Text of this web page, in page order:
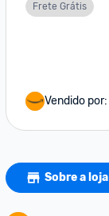
Frete Grátis
Vendido por:
Sobre a loja